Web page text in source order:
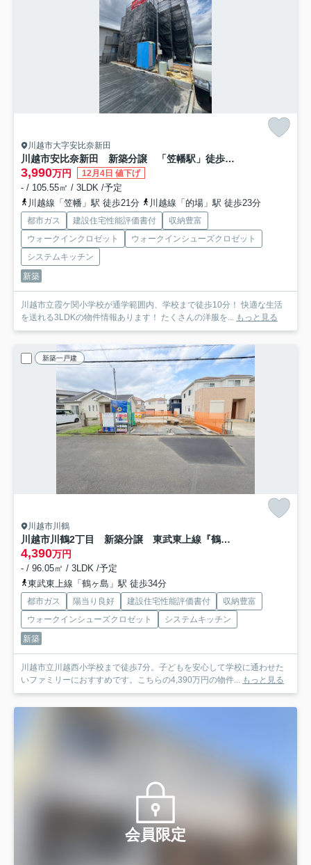
川越市大字安比奈新田
川越市安比奈新田 新築分譲 「笠幡駅」徒歩21分 敷地34坪 【霞ヶ関小学区】
3,990万円 12月4日 値下げ
- / 105.55㎡ / 3LDK /予定
川越線「笠幡」駅 徒歩21分
川越線「的場」駅 徒歩23分
都市ガス 建設住宅性能評価書付
収納豊富
ウォークインクロゼット
ウォークインシューズクロゼット
システムキッチン
新築
川越市立霞ケ関小学校が通学範囲内、学校まで徒歩10分！ 快適な生活
を送れる3LDKの物件情報あります！ たくさんの洋服を... もっと見る
新築一戸建
川越市川鶴
川越市川鶴2丁目 新築分譲 東武東上線『鶴ヶ島駅』徒歩34分 【川越西小学区】
4,390万円
- / 96.05㎡ / 3LDK /予定
東武東上線「鶴ヶ島」駅 徒歩34分
都市ガス 陽当り良好 建設住宅性能評価書付
収納豊富
ウォークインシューズクロゼット
システムキッチン
新築
川越市立川越西小学校まで徒歩7分。子どもを安心して学校に通わせた
いファミリーにおすすめです。こちらの4,390万円の物件... もっと見る
会員限定